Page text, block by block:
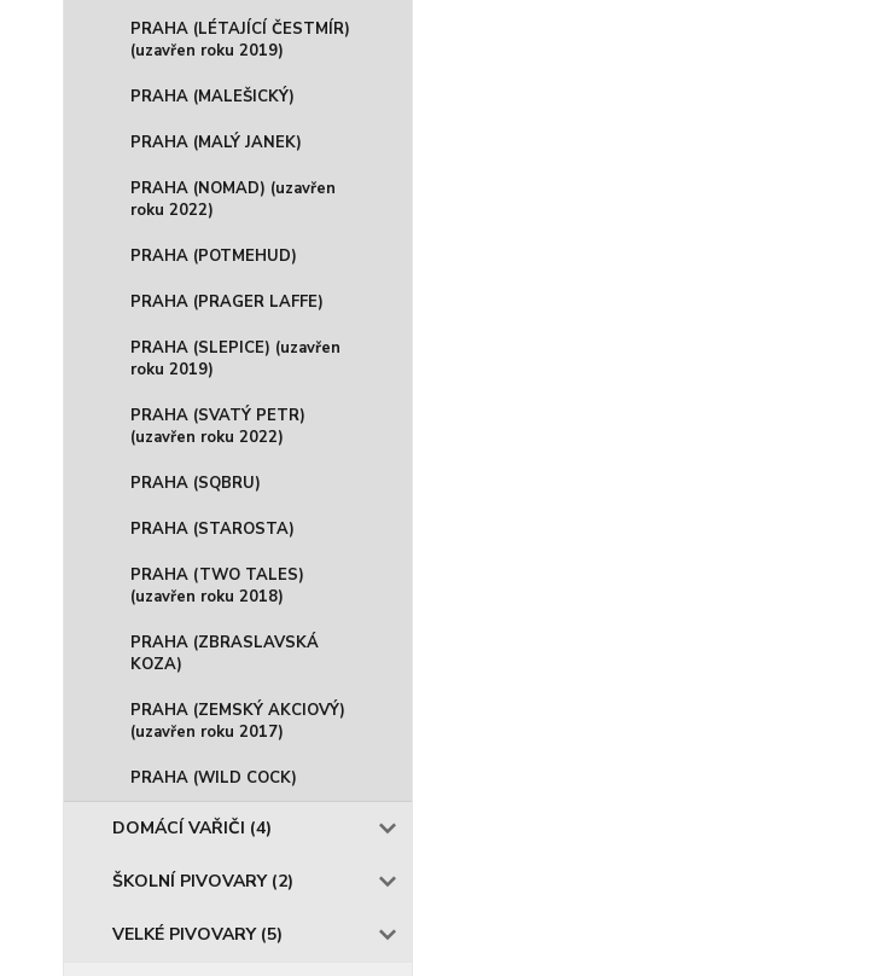
PRAHA (LÉTAJÍCÍ ČESTMÍR)
(uzavřen roku 2019)
PRAHA (MALEŠICKÝ)
PRAHA (MALÝ JANEK)
PRAHA (NOMAD) (uzavřen
roku 2022)
PRAHA (POTMEHUD)
PRAHA (PRAGER LAFFE)
PRAHA (SLEPICE) (uzavřen
roku 2019)
PRAHA (SVATÝ PETR)
(uzavřen roku 2022)
PRAHA (SQBRU)
PRAHA (STAROSTA)
PRAHA (TWO TALES)
(uzavřen roku 2018)
PRAHA (ZBRASLAVSKÁ
KOZA)
PRAHA (ZEMSKÝ AKCIOVÝ)
(uzavřen roku 2017)
PRAHA (WILD COCK)
DOMÁCÍ VAŘIČI (4)
ŠKOLNÍ PIVOVARY (2)
VELKÉ PIVOVARY (5)